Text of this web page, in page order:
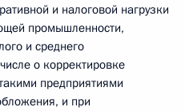
и налоговой нагрузки
промышленности,
и среднего
о корректировке
предприятиями
и при